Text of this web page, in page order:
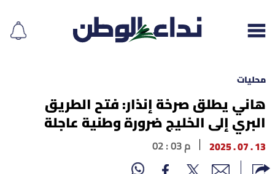
إقرأ الجريدة
لبنان
محليات
هاني يطلق صرخة إنذار: فتح الطريق
البري إلى الخليج ضرورة وطنية عاجلة
13 . 07 . 2025 02 : 03 م